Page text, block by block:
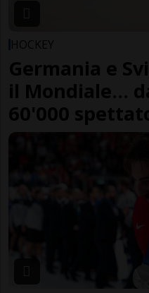
HOCKEY
Germania e
il Mondiale...
60'000